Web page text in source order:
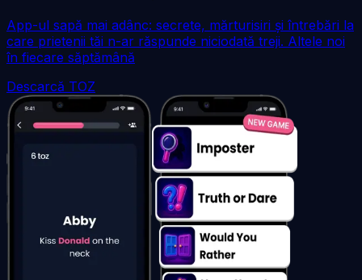
App-ul sapă mai adânc: secrete, mărturisiri și întrebări la
care prietenii tăi n-ar răspunde niciodată treji. Altele noi
în fiecare săptămână
Descarcă TOZ